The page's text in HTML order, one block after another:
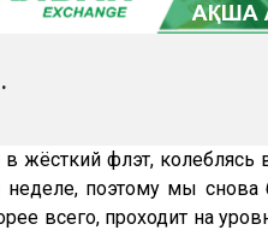
жёсткий флэт, колеблясь
неделе, поэтому мы
всего, проходит на